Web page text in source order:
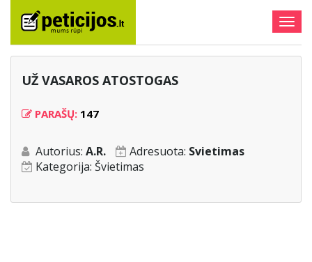
UŽ VASAROS ATOSTOGAS
PARAŠŲ: 147
Autorius: A.R. Adresuota: Svietimas
Kategorija: Švietimas